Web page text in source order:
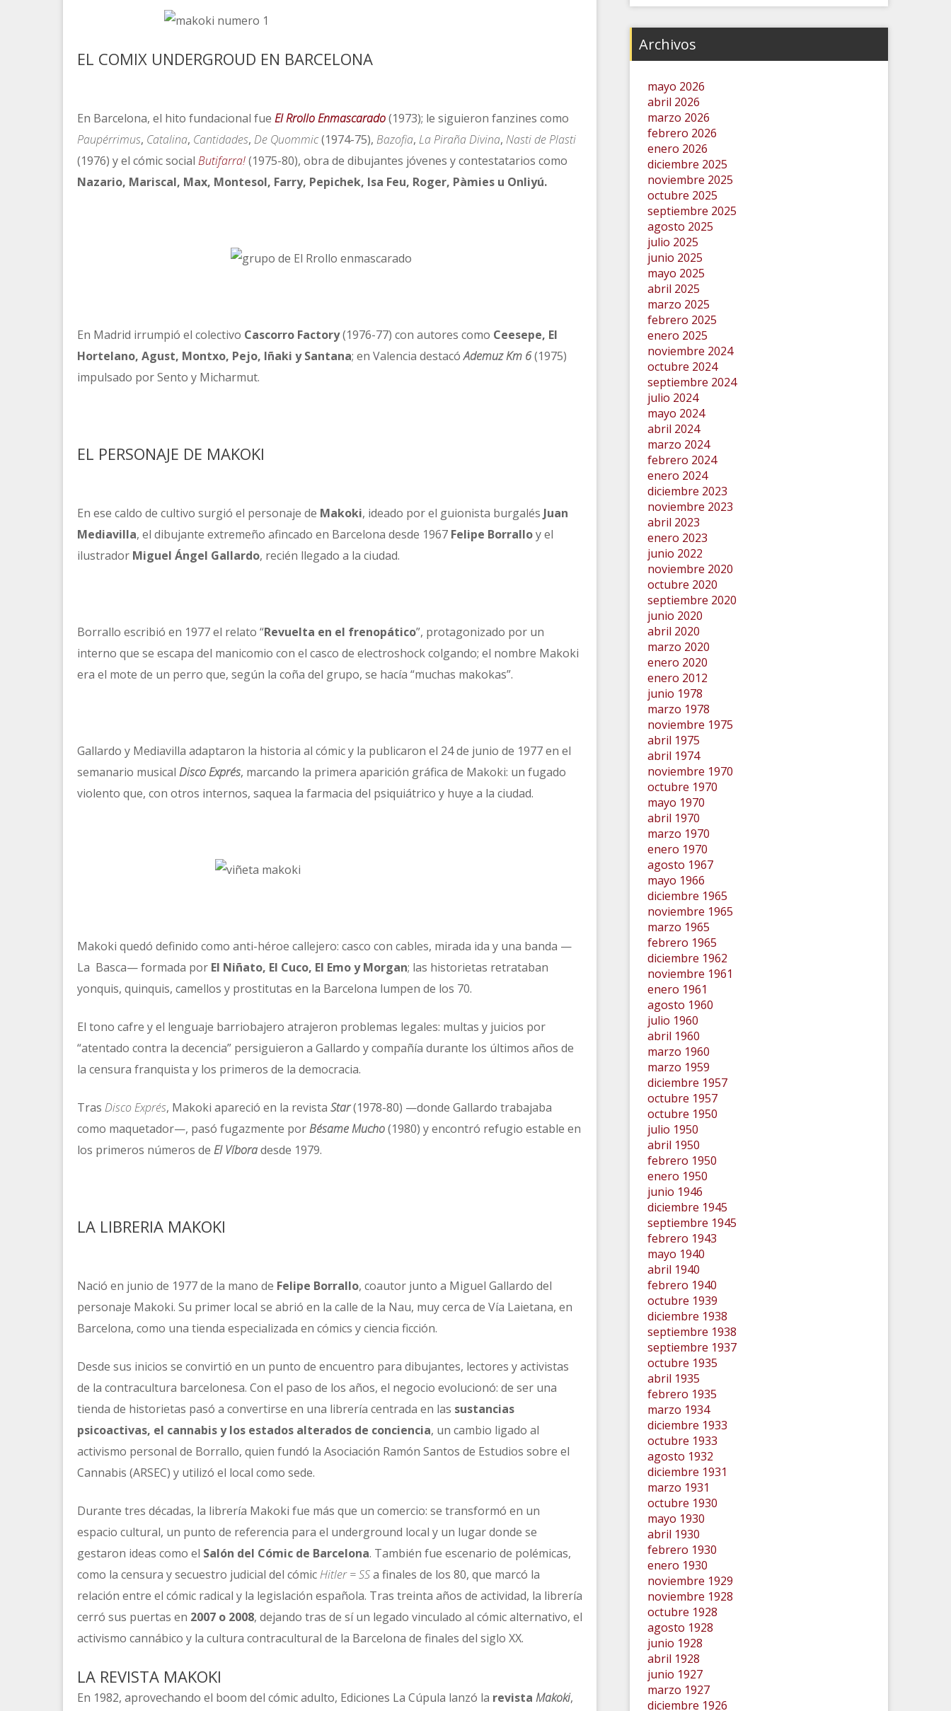
EL COMIX UNDERGROUD EN BARCELONA
En Barcelona, el hito fundacional fue El Rrollo Enmascarado(1973); le siguieron fanzines como
Paupérrimus, Catalina, Cantidades, De Quommic(1974-75), Bazofia, La Piraña Divina, Nasti de Plasti
(1976) y el cómic social Butifarra!(1975-80), obra de dibujantes jóvenes y contestatarios como
Nazario, Mariscal, Max, Montesol, Farry, Pepichek, Isa Feu, Roger, Pàmies u Onliyú.
En Madrid irrumpió el colectivo Cascorro Factory(1976-77) con autores como Ceesepe, El
Hortelano, Agust, Montxo, Pejo, Iñaki y Santana; en Valencia destacóAdemuz Km 6(1975)
impulsado por Sento y Micharmut.
EL PERSONAJE DE MAKOKI
En ese caldo de cultivo surgió el personaje de Makoki, ideado por el guionista burgalés Juan
Mediavilla, el dibujante extremeño afincado en Barcelona desde 1967 Felipe Borralloy el
ilustrador Miguel Ángel Gallardo, recién llegado a la ciudad.
Borrallo escribió en 1977 el relato “Revuelta en el frenopático”, protagonizado por un
interno que se escapa del manicomio con el casco de electroshock colgando; el nombre Makoki
era el mote de un perro que, según la coña del grupo, se hacía “muchas makokas”.
Gallardo y Mediavilla adaptaron la historia al cómic y la publicaron el 24 de junio de 1977 en el
semanario musical Disco Exprés, marcando la primera aparición gráfica de Makoki: un fugado
violento que, con otros internos, saquea la farmacia del psiquiátrico y huye a la ciudad.
Makoki quedó definido como anti-héroe callejero: casco con cables, mirada ida y una banda —
La Basca— formada por El Niñato, El Cuco, El Emo y Morgan; las historietas retrataban
yonquis, quinquis, camellos y prostitutas en la Barcelona lumpen de los 70.
El tono cafre y el lenguaje barriobajero atrajeron problemas legales: multas y juicios por
“atentado contra la decencia” persiguieron a Gallardo y compañía durante los últimos años de
la censura franquista y los primeros de la democracia.
Tras Disco Exprés, Makoki apareció en la revista Star(1978-80) —donde Gallardo trabajaba
como maquetador—, pasó fugazmente porBésame Mucho(1980) y encontró refugio estable en
los primeros números de El Víboradesde 1979.
LA LIBRERIA MAKOKI
Nació en junio de 1977 de la mano de Felipe Borrallo, coautor junto a Miguel Gallardo del
personaje Makoki. Su primer local se abrió en la calle de la Nau, muy cerca de Vía Laietana, en
Barcelona, como una tienda especializada en cómics y ciencia ficción.
Desde sus inicios se convirtió en un punto de encuentro para dibujantes, lectores y activistas
de la contracultura barcelonesa. Con el paso de los años, el negocio evolucionó: de ser una
tienda de historietas pasó a convertirse en una librería centrada en las sustancias
psicoactivas, el cannabis y los estados alterados de conciencia, un cambio ligado al
activismo personal de Borrallo, quien fundó la Asociación Ramón Santos de Estudios sobre el
Cannabis (ARSEC) y utilizó el local como sede.
Durante tres décadas, la librería Makoki fue más que un comercio: se transformó en un
espacio cultural, un punto de referencia para el underground local y un lugar donde se
gestaron ideas como el Salón del Cómic de Barcelona. También fue escenario de polémicas,
como la censura y secuestro judicial del cómic Hitler = SSa finales de los 80, que marcó la
relación entre el cómic radical y la legislación española. Tras treinta años de actividad, la librería
cerró sus puertas en 2007 o 2008, dejando tras de sí un legado vinculado al cómic alternativo, el
activismo cannábico y la cultura contracultural de la Barcelona de finales del siglo XX.
LA REVISTA MAKOKI
En 1982, aprovechando el boom del cómic adulto, Ediciones La Cúpula lanzó la revista Makoki,
Archivos
mayo 2026
abril 2026
marzo 2026
febrero 2026
enero 2026
diciembre 2025
noviembre 2025
octubre 2025
septiembre 2025
agosto 2025
julio 2025
junio 2025
mayo 2025
abril 2025
marzo 2025
febrero 2025
enero 2025
noviembre 2024
octubre 2024
septiembre 2024
julio 2024
mayo 2024
abril 2024
marzo 2024
febrero 2024
enero 2024
diciembre 2023
noviembre 2023
abril 2023
enero 2023
junio 2022
noviembre 2020
octubre 2020
septiembre 2020
junio 2020
abril 2020
marzo 2020
enero 2020
enero 2012
junio 1978
marzo 1978
noviembre 1975
abril 1975
abril 1974
noviembre 1970
octubre 1970
mayo 1970
abril 1970
marzo 1970
enero 1970
agosto 1967
mayo 1966
diciembre 1965
noviembre 1965
marzo 1965
febrero 1965
diciembre 1962
noviembre 1961
enero 1961
agosto 1960
julio 1960
abril 1960
marzo 1960
marzo 1959
diciembre 1957
octubre 1957
octubre 1950
julio 1950
abril 1950
febrero 1950
enero 1950
junio 1946
diciembre 1945
septiembre 1945
febrero 1943
mayo 1940
abril 1940
febrero 1940
octubre 1939
diciembre 1938
septiembre 1938
septiembre 1937
octubre 1935
abril 1935
febrero 1935
marzo 1934
diciembre 1933
octubre 1933
agosto 1932
diciembre 1931
marzo 1931
octubre 1930
mayo 1930
abril 1930
febrero 1930
enero 1930
noviembre 1929
noviembre 1928
octubre 1928
agosto 1928
junio 1928
abril 1928
junio 1927
marzo 1927
diciembre 1926